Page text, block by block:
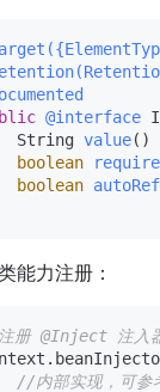
@interface
String
value()
boolean
boolean
能力注册：
册 @Inject 注入
//内部实现，可参